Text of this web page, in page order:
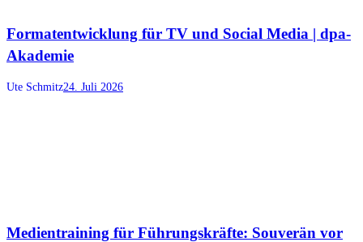
Formatentwicklung für TV und Social Media | dpa-
Akademie
Ute Schmitz24. Juli 2026
Medientraining für Führungskräfte: Souverän vor